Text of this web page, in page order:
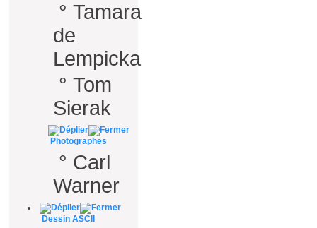
° Tamara
de
Lempicka
° Tom
Sierak
Photographes
° Carl
Warner
Dessin ASCII